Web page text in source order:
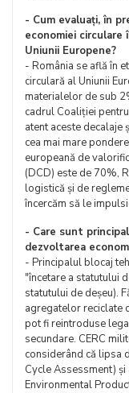
- Cum evaluați, în
economiei
Uniunii Europene?
- România se află în
circulară al Uniunii
materialelor de sub
cadrul Coaliției
atent aceste
cea mai mare
europeană de
(DCD) este de 70%,
logistică și de
încercăm să le
- Care sunt
dezvoltarea
- Principalul blocaj
"încetare a statutului
statutului de deșeu).
agregatelor reciclate
pot fi reintroduse
secundare. CERC
considerând că lipsa
Cycle Assessment)
Environmental